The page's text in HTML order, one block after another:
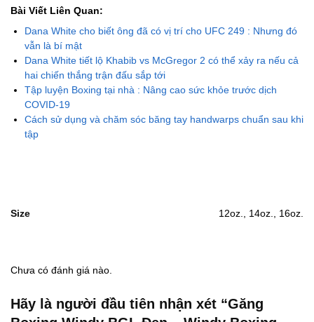
Bài Viết Liên Quan:
Dana White cho biết ông đã có vị trí cho UFC 249 : Nhưng đó
vẫn là bí mật
Dana White tiết lộ Khabib vs McGregor 2 có thể xảy ra nếu cả
hai chiến thắng trận đấu sắp tới
Tập luyện Boxing tại nhà : Nâng cao sức khỏe trước dịch
COVID-19
Cách sử dụng và chăm sóc băng tay handwarps chuẩn sau khi
tập
Size 12oz., 14oz., 16oz.
Chưa có đánh giá nào.
Hãy là người đầu tiên nhận xét “Găng